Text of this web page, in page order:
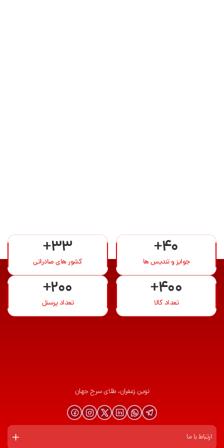
+40
جوایز و تندیس ها
+33
کشور های صادراتی
+400
تعداد کالا
+200
تعداد پرسنل
نوین زعفران، طلای سرخ جهان
ارتباط با ما